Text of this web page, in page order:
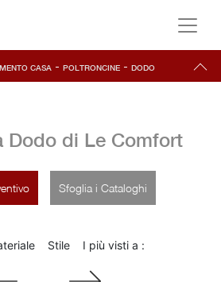
CASA- POLTRONCINE - DODO
Dodo di Le Comfort
Sfoglia i Cataloghi
Stile I più visti a :